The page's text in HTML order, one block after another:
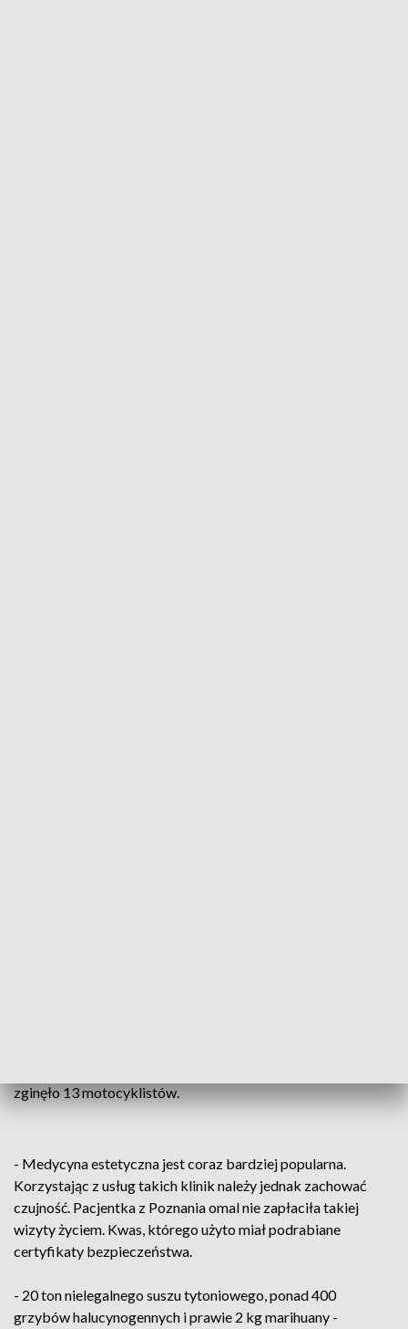
zginęło 13 motocyklistów.
- Medycyna estetyczna jest coraz bardziej popularna.
Korzystając z usług takich klinik należy jednak zachować
czujność. Pacjentka z Poznania omal nie zapłaciła takiej
wizyty życiem. Kwas, którego użyto miał podrabiane
certyfikaty bezpieczeństwa.
- 20 ton nielegalnego suszu tytoniowego, ponad 400
grzybów halucynogennych i prawie 2 kg marihuany -